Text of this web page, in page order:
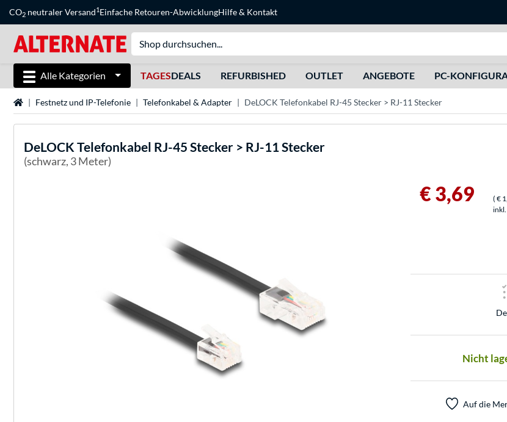
CO2 neutraler Versand1Einfache Retouren-AbwicklungHilfe& Kontakt
Alle Kategorien TAGESDEALS REFURBISHED OUTLET ANGEBOTE PC-
StartseiteFestnetz und IP-Telefonie Telefonkabel & Adapter DeLOCK Telefonkabel RJ-45 Stecker > RJ-11 Stecker
DeLOCK Telefonkabel RJ-45 Stecker > RJ-11 Stecker
(schwarz, 3 Meter)
€ 3,69 ( €
inkl.
Nicht
Auf die